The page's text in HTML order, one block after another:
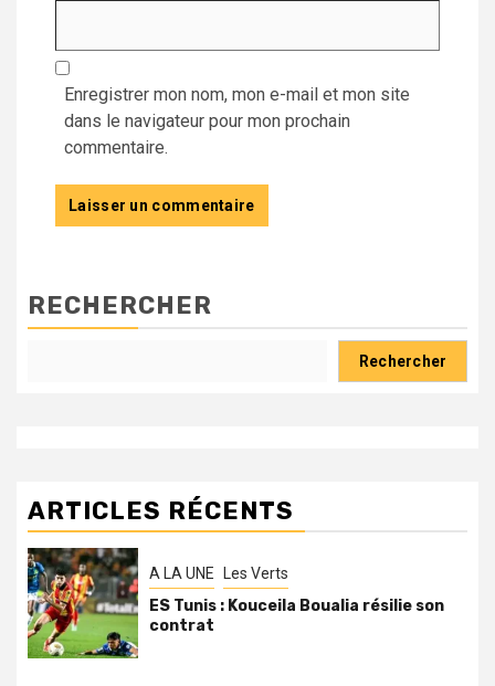
Enregistrer mon nom, mon e-mail et mon site
dans le navigateur pour mon prochain
commentaire.
RECHERCHER
Rechercher
ARTICLES RÉCENTS
A LA UNE Les Verts
ES Tunis : Kouceila Boualia résilie son
contrat